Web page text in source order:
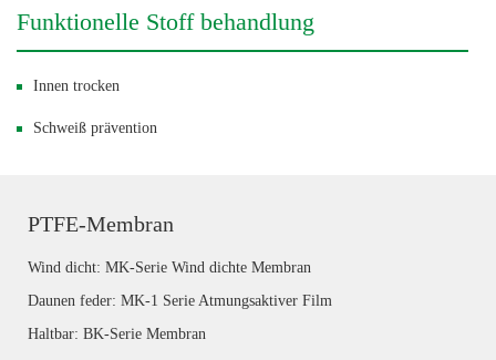
Funktionelle Stoff behandlung
Innen trocken
Schweiß prävention
PTFE-Membran
Wind dicht: MK-Serie Wind dichte Membran
Daunen feder: MK-1 Serie Atmungsaktiver Film
Haltbar: BK-Serie Membran